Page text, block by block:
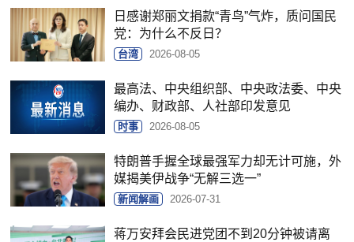
日感谢郑丽文捐款“青鸟”气炸，质问国民
党：为什么不反日？
台湾 2026-08-05
最高法、中央组织部、中央政法委、中央
编办、财政部、人社部印发意见
时事 2026-08-05
特朗普手握全球最强军力却无计可施，外
媒揭美伊战争“无解三选一”
新闻解画 2026-07-31
蒋万安拜会民进党团不到20分钟被请离